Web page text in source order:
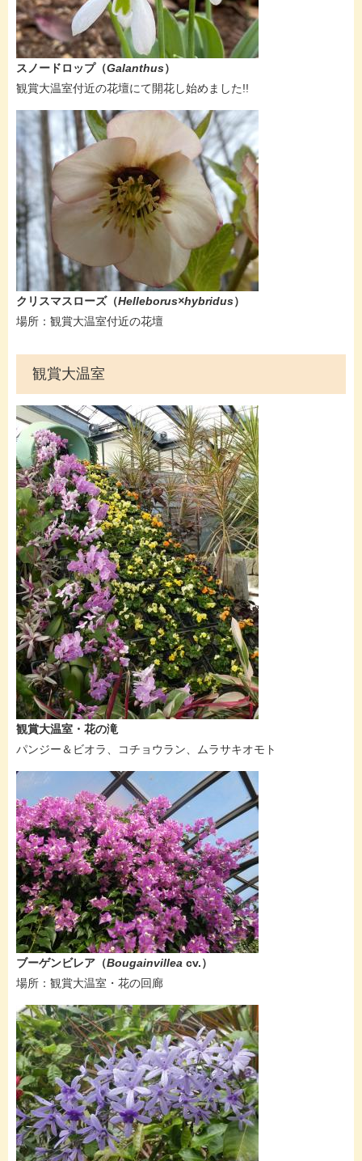
スノードロップ（Galanthus）
​​観賞大温室付近の花壇にて開花し始めました!!
クリスマスローズ（Helleborus×hybridus）
​​場所：観賞大温室付近の花壇
観賞大温室
​観賞大温室・花の滝
パンジー＆ビオラ、コチョウラン、ムラサキオモト​​
ブーゲンビレア（Bougainvillea cv.​）
場所：​観賞大温室・花の回廊